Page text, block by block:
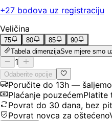
+27 bodova uz registraciju
Veličina
75 80 85
90
Tabela dimenzijaSve mjere smo
1
Odaberite opcije
Poručite do 13h —
Plaćanje pouzećemPlatite
Povrat do 30 dana, bez
Povrat novca za oštećeno